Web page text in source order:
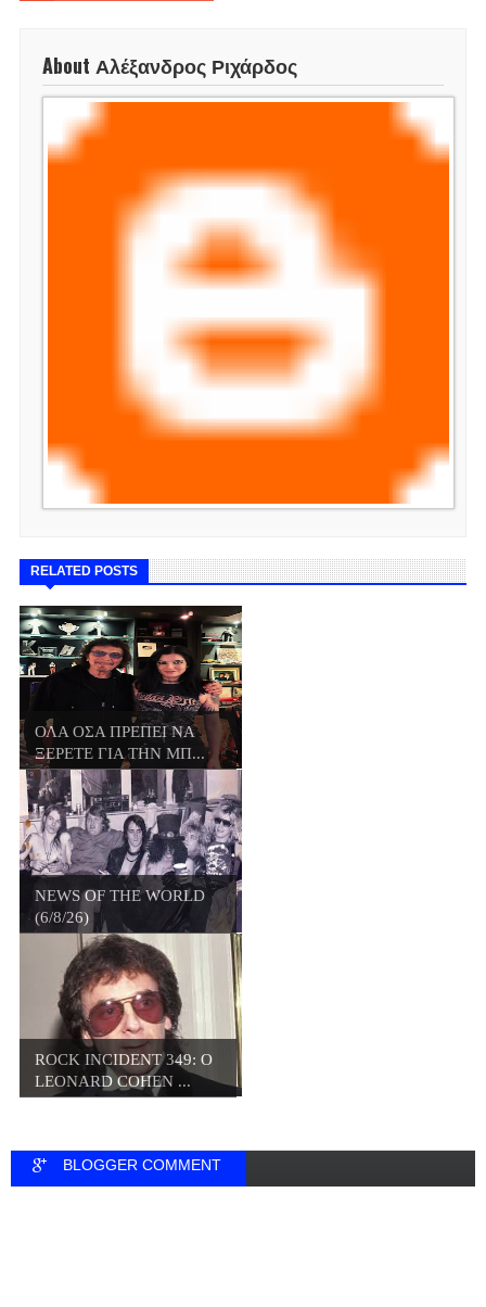
About Αλέξανδρος Ριχάρδος
RELATED POSTS
ΟΛΑ ΟΣΑ ΠΡΕΠΕΙ ΝΑ
ΞΕΡΕΤΕ ΓΙΑ ΤΗΝ ΜΠ...
NEWS OF THE WORLD
(6/8/26)
ROCK INCIDENT 349: O
LEONARD COHEN ...
BLOGGER COMMENT